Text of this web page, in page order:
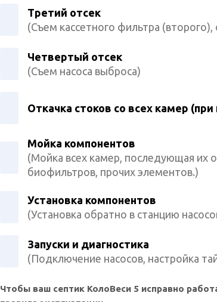
Третий отсек
(Съем кассетного фильтра (второго),
Четвертый отсек
(Съем насоса выброса)
Откачка стоков со всех камер
Мойка компонентов
(Мойка всех камер, последующая их
биофильтров, прочих элементов.)
Установка компонентов
(Установка обратно в станцию
Запуски и диагностика
(Подключение насосов, настройка
Чтобы ваш септик КолоВеси 5 исправно